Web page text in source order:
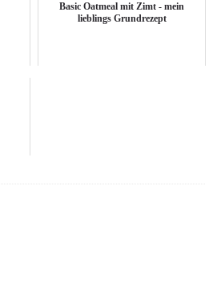
Basic Oatmeal mit Zimt - mein
lieblings Grundrezept